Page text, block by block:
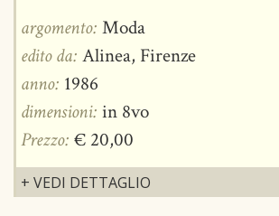
argomento: Moda
edito da: Alinea, Firenze
anno: 1986
dimensioni: in 8vo
Prezzo: € 20,00
+ VEDI DETTAGLIO